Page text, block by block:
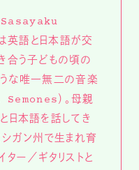
英語と日本語が交
合う子どもの頃の
な唯一無二の音楽
Semones）。母親
日本語を話してき
シガン州で生まれ育
ー／ギタリストと